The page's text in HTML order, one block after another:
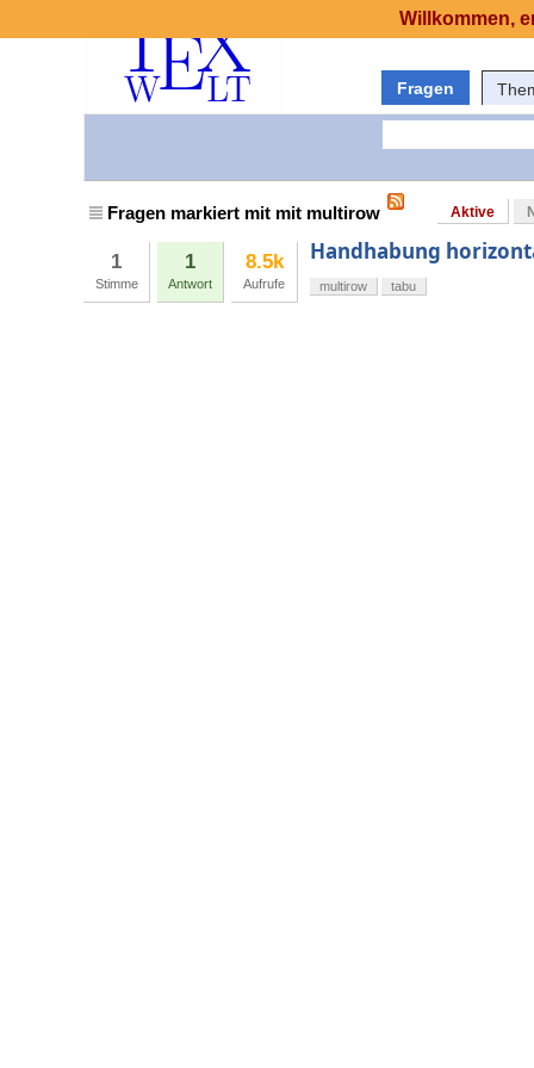
Fragen
Fragen markiert mit mit multirow Aktive
1
Stimme
1
Antwort
8.5k
Aufrufe
Handhabung
multirow tabu
Willkommen,